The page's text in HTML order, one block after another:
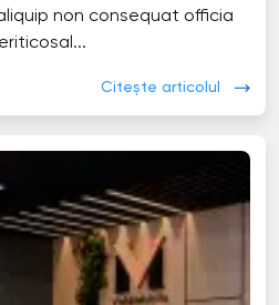
non consequat officia
Citește articolul